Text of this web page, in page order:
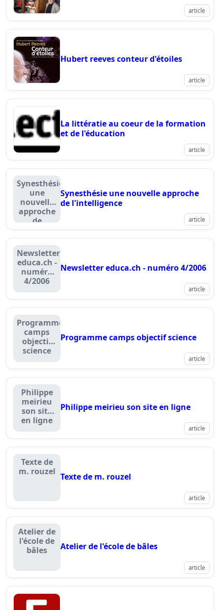
article
Hubert reeves conteur d'étoiles
article
La littératie au coeur de la formation
et de l'éducation
article
Synesthésie
une
nouvelle
approche
de
l'intelligence
Synesthésie une nouvelle approche
de l'intelligence
article
Newsletter
educa.ch -
numéro
4/2006
Newsletter educa.ch - numéro 4/2006
article
Programme
camps
objectif
science
Programme camps objectif science
article
Philippe
meirieu
son site
en ligne
Philippe meirieu son site en ligne
article
Texte de
m. rouzel Texte de m. rouzel
article
Atelier de
l'école de
bâles
Atelier de l'école de bâles
article